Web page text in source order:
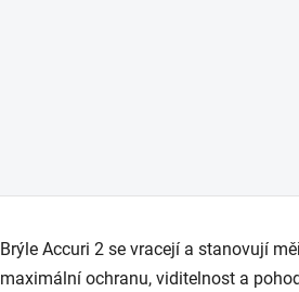
Brýle Accuri 2 se vracejí a stanovují
maximální ochranu, viditelnost a